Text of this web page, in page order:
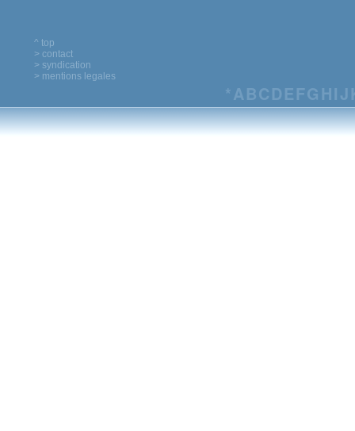
^ top
> contact
> syndication
> mentions legales
*ABCDEFG HIJ